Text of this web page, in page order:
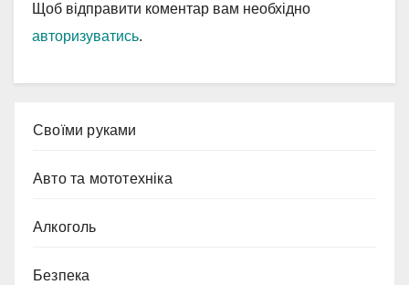
Щоб відправити коментар вам необхідно
авторизуватись.
Cвоїми руками
Авто та мототехніка
Алкоголь
Безпека